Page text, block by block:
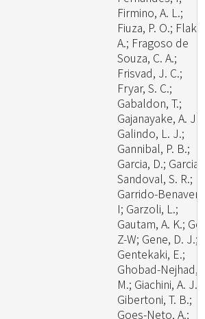
Firmino, A. L.;
Fiuza, P. O.;
A.; Fragoso de
Souza, C. A.;
Frisvad, J. C.;
Fryar, S. C.;
Gabaldon, T.;
Gajanayake, A. J.;
Galindo, L. J.;
Gannibal, P. B.;
Garcia, D.; Garcia-
Sandoval, S. R.;
Garrido-
I; Garzoli, L.;
Gautam, A. K.; Ge,
Z-W; Gene, D. J.;
Gentekaki, E.;
Ghobad-Nejhad,
M.; Giachini, A. J.;
Gibertoni, T. B.;
Goes-Neto, A.;